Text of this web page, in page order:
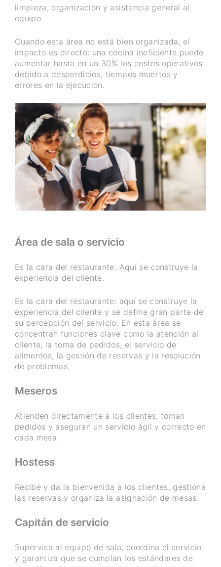
limpieza, organización y asistencia general al
equipo.
Cuando esta área no está bien organizada, el
impacto es directo: una cocina ineficiente puede
aumentar hasta en un 30% los costos operativos
debido a desperdicios, tiempos muertos y
errores en la ejecución.
Área de sala o servicio
Es la cara del restaurante. Aquí se construye la
experiencia del cliente.
Es la cara del restaurante: aquí se construye la
experiencia del cliente y se define gran parte de
su percepción del servicio. En esta área se
concentran funciones clave como la atención al
cliente, la toma de pedidos, el servicio de
alimentos, la gestión de reservas y la resolución
de problemas.
Meseros
Atienden directamente a los clientes, toman
pedidos y aseguran un servicio ágil y correcto en
cada mesa.
Hostess
Recibe y da la bienvenida a los clientes, gestiona
las reservas y organiza la asignación de mesas.
Capitán de servicio
Supervisa al equipo de sala, coordina el servicio
y garantiza que se cumplan los estándares de